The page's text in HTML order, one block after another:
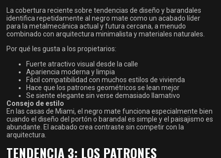
La cobertura reciente sobre tendencias de diseño y barandales
identifica repetidamente al negro mate como un acabado líder
para la metalmecánica actual y futura cercana, a menudo
combinado con arquitectura minimalista y materiales naturales.
Por qué les gusta a los propietarios:
Fuerte atractivo visual desde la calle
Apariencia moderna y limpia
Fácil compatibilidad con muchos estilos de vivienda
Hace que los patrones geométricos se lean mejor
Se siente elegante sin verse demasiado llamativo
Consejo de estilo
En las casas de Miami, el negro mate funciona especialmente bien
cuando el diseño del portón o barandal es simple y el paisajismo es
abundante. El acabado crea contraste sin competir con la
arquitectura.
TENDENCIA 3: LOS PATRONES